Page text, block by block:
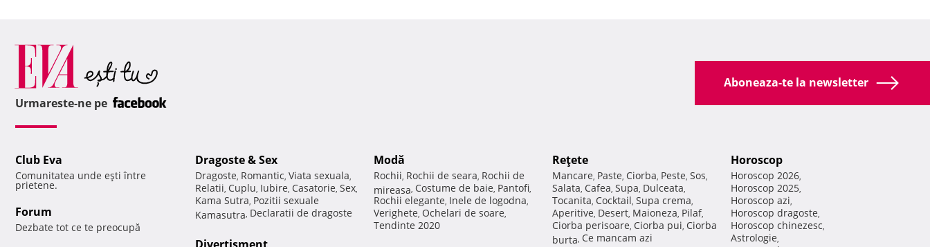
Aboneaza-te la newsletter
Urmareste-ne pe
Club Eva
Comunitatea unde eşti între
prietene.
Forum
Dezbate tot ce te preocupă
Dragoste & Sex
Dragoste, Romantic, Viata sexuala,
Relatii, Cuplu, Iubire, Casatorie, Sex,
Kama Sutra, Pozitii sexuale
Kamasutra, Declaratii de dragoste
Modă
Rochii, Rochii de seara, Rochii de
mireasa, Costume de baie, Pantofi,
Rochii elegante, Inele de logodna,
Verighete, Ochelari de soare,
Tendinte 2020
Reţete
Mancare, Paste, Ciorba, Peste, Sos,
Salata, Cafea, Supa, Dulceata,
Tocanita, Cocktail, Supa crema,
Aperitive, Desert, Maioneza, Pilaf,
Ciorba perisoare, Ciorba pui, Ciorba
burta, Ce mancam azi
Horoscop
Horoscop 2026,
Horoscop 2025,
Horoscop azi,
Horoscop dragoste,
Horoscop chinezesc,
Astrologie,